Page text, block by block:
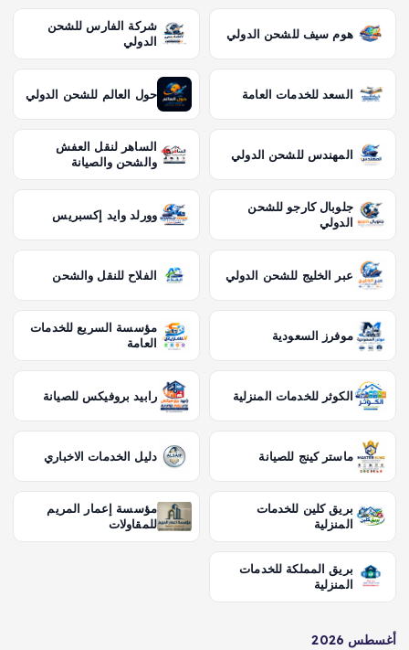
هوم سيف للشحن الدولي
شركة الفارس للشحن
الدولي
السعد للخدمات العامة حول العالم للشحن الدولي
المهندس للشحن الدولي
الساهر لنقل العفش
والشحن والصيانة
جلوبال كارجو للشحن
الدولي
وورلد وايد إكسبريس
عبر الخليج للشحن الدولي الفلاح للنقل والشحن
موفرز السعودية
مؤسسة السريع للخدمات
العامة
الكوثر للخدمات المنزلية رابيد بروفيكس للصيانة
ماستر كينج للصيانة دليل الخدمات الاخباري
بريق كلين للخدمات
المنزلية
مؤسسة إعمار المريم
للمقاولات
بريق المملكة للخدمات
المنزلية
أغسطس 2026